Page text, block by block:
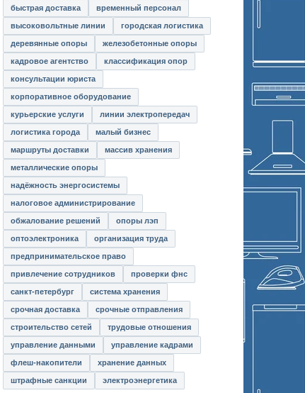
быстрая доставка временный персонал
высоковольтные линии городская логистика
деревянные опоры железобетонные опоры
кадровое агентство классификация опор
консультации юриста
корпоративное оборудование
курьерские услуги линии электропередач
логистика города малый бизнес
маршруты доставки массив хранения
металлические опоры
надёжность энергосистемы
налоговое администрирование
обжалование решений опоры лэп
оптоэлектроника организация труда
предпринимательское право
привлечение сотрудников проверки фнс
санкт-петербург система хранения
срочная доставка срочные отправления
строительство сетей трудовые отношения
управление данными управление кадрами
флеш-накопители хранение данных
штрафные санкции электроэнергетика